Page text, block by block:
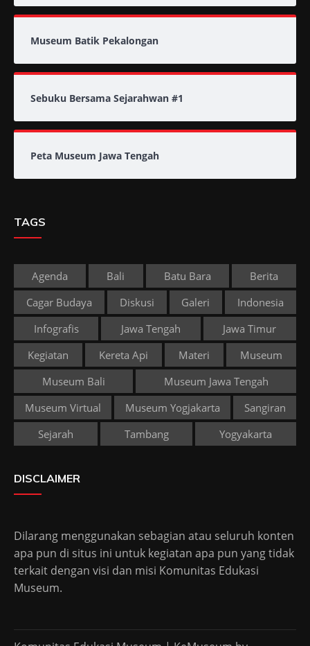
Museum Batik Pekalongan
Sebuku Bersama Sejarahwan #1
Peta Museum Jawa Tengah
TAGS
Agenda Bali Batu Bara
Berita
Cagar Budaya
Diskusi Galeri
Indonesia
Infografis
Jawa Tengah
Jawa Timur
Kegiatan
Kereta Api Materi
Museum
Museum Bali
Museum Jawa Tengah
Museum Virtual
Museum Yogjakarta
Sangiran
Sejarah
Tambang Yogyakarta
DISCLAIMER
Dilarang menggunakan sebagian atau seluruh konten
apa pun di situs ini untuk kegiatan apa pun yang tidak
terkait dengan visi dan misi Komunitas Edukasi
Museum.